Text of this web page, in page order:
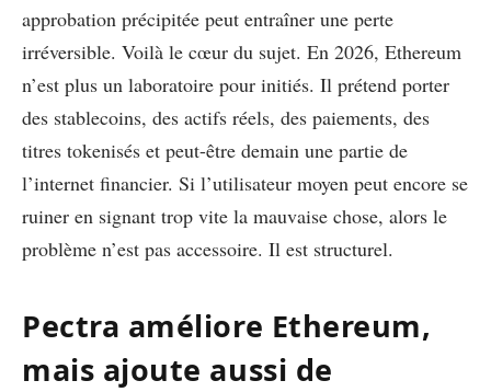
approbation précipitée peut entraîner une perte
irréversible. Voilà le cœur du sujet. En 2026, Ethereum
n’est plus un laboratoire pour initiés. Il prétend porter
des stablecoins, des actifs réels, des paiements, des
titres tokenisés et peut-être demain une partie de
l’internet financier. Si l’utilisateur moyen peut encore se
ruiner en signant trop vite la mauvaise chose, alors le
problème n’est pas accessoire. Il est structurel.
Pectra améliore Ethereum,
mais ajoute aussi de